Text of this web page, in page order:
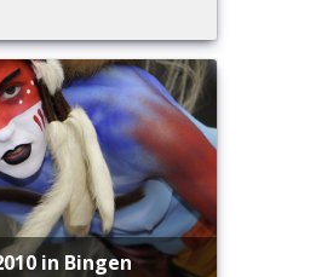
in Bingen